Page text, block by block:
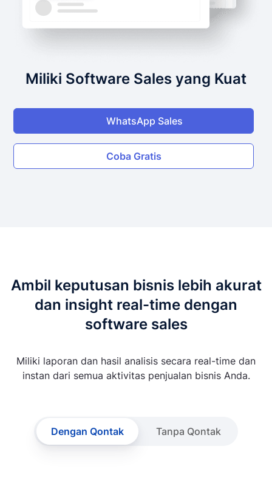
Miliki Software Sales yang Kuat
WhatsApp Sales
Coba Gratis
Ambil keputusan bisnis lebih akurat
dan insight real-time dengan
software sales
Miliki laporan dan hasil analisis secara real-time dan
instan dari semua aktivitas penjualan bisnis Anda.
Dengan Qontak Tanpa Qontak